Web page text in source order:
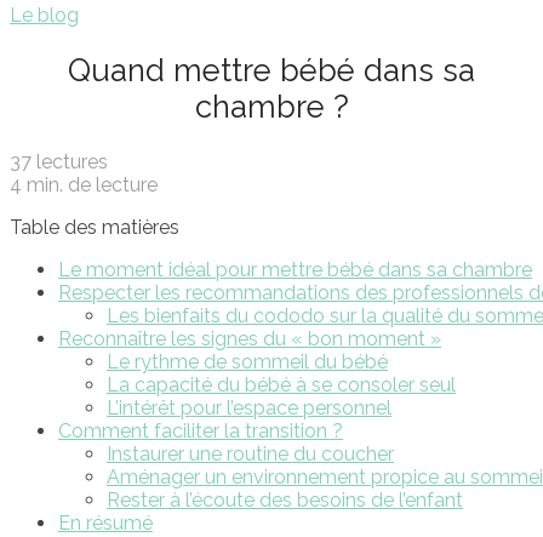
Le blog
Quand mettre bébé dans sa
chambre ?
37 lectures
4 min. de lecture
Table des matières
Le moment idéal pour mettre bébé dans sa chambre
Respecter les recommandations des professionnels
Les bienfaits du cododo sur la qualité du
Reconnaître les signes du « bon moment »
Le rythme de sommeil du bébé
La capacité du bébé à se consoler seul
L’intérêt pour l’espace personnel
Comment faciliter la transition ?
Instaurer une routine du coucher
Aménager un environnement propice au
Rester à l’écoute des besoins de l’enfant
En résumé